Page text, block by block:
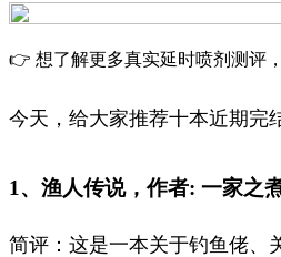
👉 想了解更多真实延时喷剂测评
今天，给大家推荐十本近期完
1、渔人传说，作者: 一家之
简评：这是一本关于钓鱼佬、